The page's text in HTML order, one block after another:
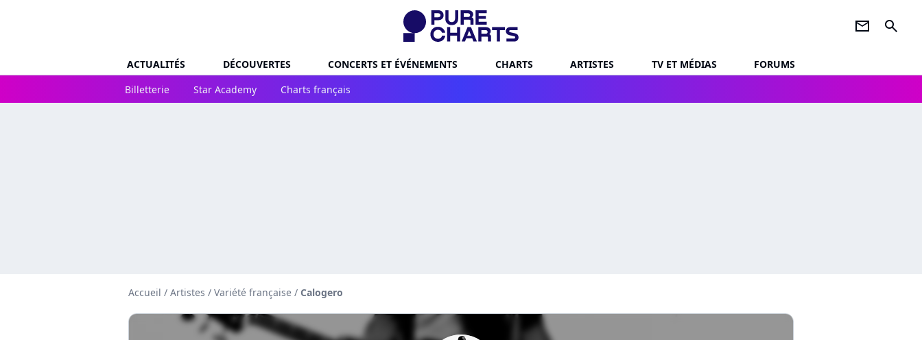
newsletter search
ACTUALITÉS DÉCOUVERTES CONCERTS ET ÉVÉNEMENTS CHARTS ARTISTES TV ET MÉDIAS
FORUMS
Billetterie
Star Academy Charts français
Accueil / Artistes / Variété française / Calogero